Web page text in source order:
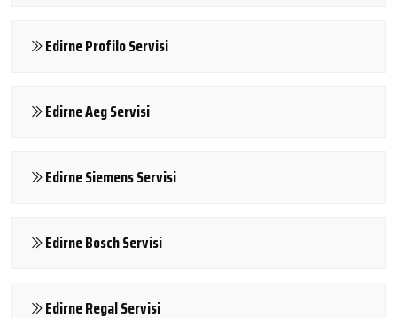
Edirne Profilo Servisi
Edirne Aeg Servisi
Edirne Siemens Servisi
Edirne Bosch Servisi
Edirne Regal Servisi